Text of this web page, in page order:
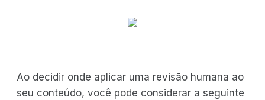
Ao decidir onde aplicar uma revisão humana ao
seu conteúdo, você pode considerar a seguinte